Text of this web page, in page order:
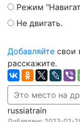
Режим
Не двигать.
Добавляйте свои
расскажите.
Это место на
russiatrain